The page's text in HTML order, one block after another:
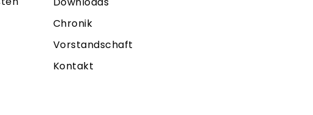
Chronik
Vorstandschaft
Kontakt